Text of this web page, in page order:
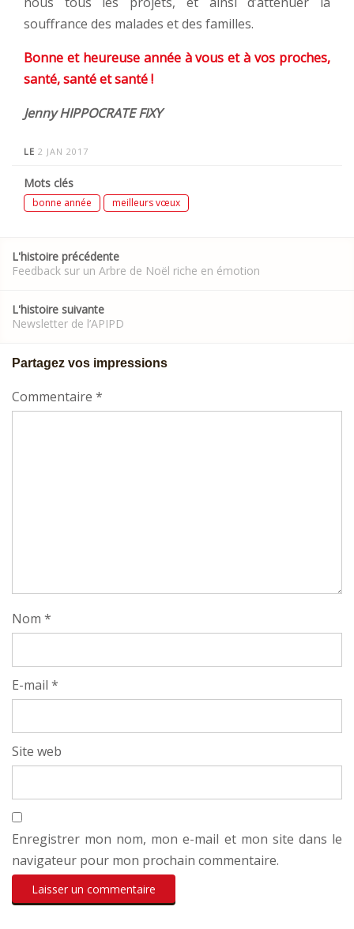
souffrance des malades et des familles.
Bonne et heureuse année à vous et à vos proches,
santé, santé et santé !
Jenny HIPPOCRATE FIXY
LE 2 JAN 2017
Mots clés
bonne année meilleurs vœux
navigation
L'histoire précédente
Feedback sur un Arbre de Noël riche en émotion
L'histoire suivante
Newsletter de l’APIPD
Partagez vos impressions
Commentaire *
Nom *
E-mail *
Site web
Enregistrer mon nom, mon e-mail et mon site dans le
navigateur pour mon prochain commentaire.